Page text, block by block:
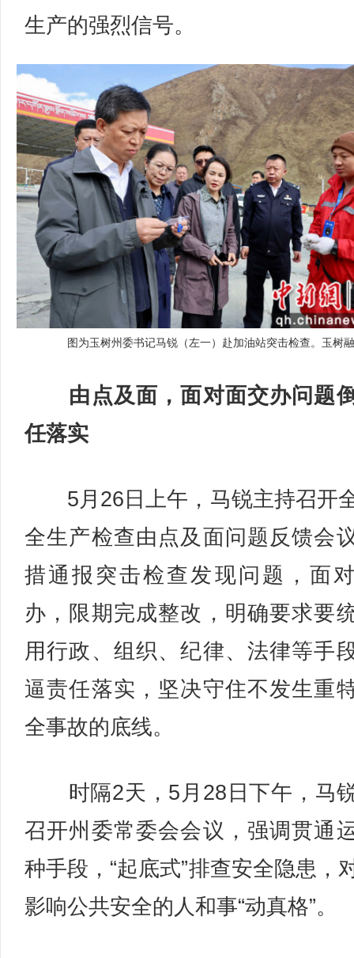
生产的强烈信号。
图为玉树州委书记马锐（左一）赴加油站突击检查。玉树
由点及面，面对面交办问题
任落实
5月26日上午，马锐主持召开
全生产检查由点及面问题反馈会
措通报突击检查发现问题，面
办，限期完成整改，明确要求要
用行政、组织、纪律、法律等手
逼责任落实，坚决守住不发生重
全事故的底线。
时隔2天，5月28日下午，马
召开州委常委会会议，强调贯通
种手段，“起底式”排查安全隐患，
影响公共安全的人和事“动真格”。